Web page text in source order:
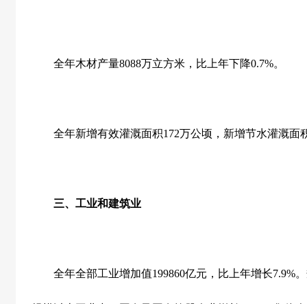
全年木材产量8088万立方米，比上年下降0.7%。
全年新增有效灌溉面积172万公顷，新增节水灌溉面
三、工业和建筑业
全年全部工业增加值199860亿元，比上年增长7.9%